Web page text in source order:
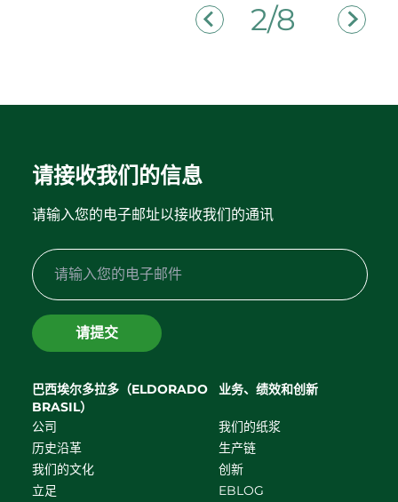
2/8
请接收我们的信息
请输入您的电子邮址以接收我们的通讯
请提交
巴西埃尔多拉多（ELDORADO
BRASIL）
公司
历史沿革
我们的文化
立足
业务、绩效和创新
我们的纸浆
生产链
创新
EBLOG